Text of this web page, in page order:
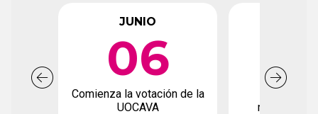
JUNIO
06
Comienza la votación de la
UOCAVA
registro de